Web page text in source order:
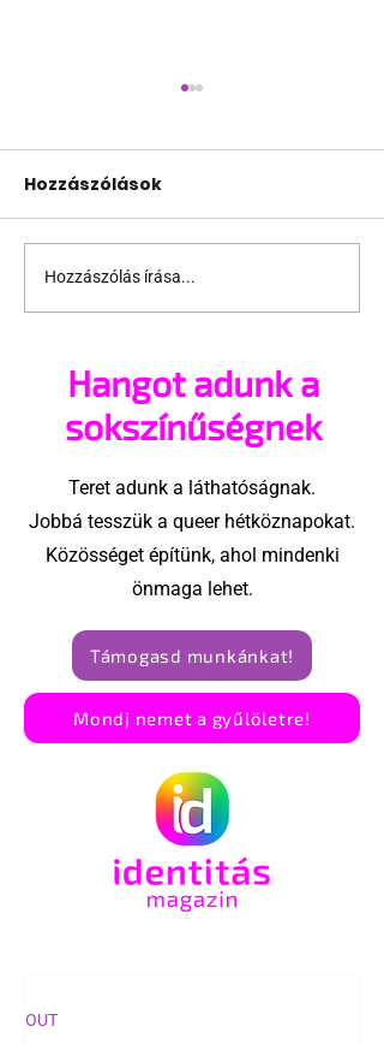
Képregény
meglepetések a Pride
Hozzászólások
Hozzászólás írása...
Hangot adunk a
sokszínűségnek
Teret adunk a láthatóságnak.
Jobbá tesszük a queer hétköznapokat.
Közösséget építünk, ahol mindenki
önmaga lehet.
Támogasd munkánkat!
Mondj nemet a gyűlöletre!
OUT